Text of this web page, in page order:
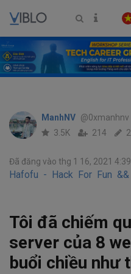
ManhNV @0xmanhnv
3.5K 214
Đã đăng vào thg 1 16, 2021
Hafofu - Hack For Fun
Tôi đã chiếm
server của 8
buổi chiều như